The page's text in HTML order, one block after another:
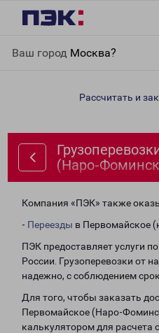
Ваш город Москва?
(Наро-Фоминский р-н)
Рассчитать и
(Наро-
Компания «ПЭК» также
- Переезды в Первомайское
ПЭК предоставляет услуги
России. Грузоперевозки от
надежно, с соблюдением
Для того, чтобы заказать
Первомайское (Наро-
калькулятором для расчета